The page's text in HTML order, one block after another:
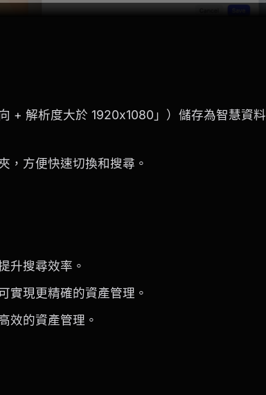
+ 解析度大於 1920x1080」）儲存為智慧資料
，方便快速切換和搜尋。
升搜尋效率。
實現更精確的資產管理。
效的資產管理。